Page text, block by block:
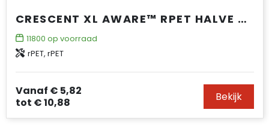
CRESCENT XL AWARE™ RPET HALVE MAAN SLING BAG
11800 op voorraad
rPET, rPET
Vanaf € 5,82
tot € 10,88 Bekijk